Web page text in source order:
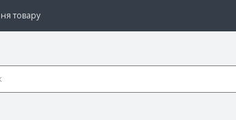
товару